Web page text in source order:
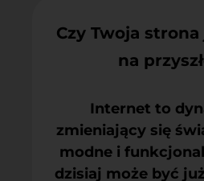
Czy Twoja
na
Internet to
zmieniający się
modne i
dzisiaj może być